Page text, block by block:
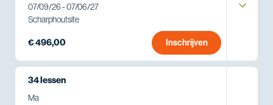
07/09/26 - 07/06/27
Scharphoutsite
€ 496,00 Inschrijven
34 lessen
Ma